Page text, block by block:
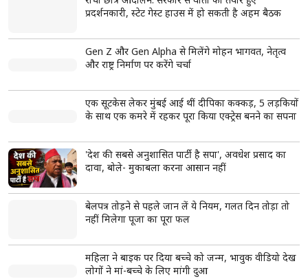
प्रदर्शनकारी, स्टेट गेस्ट हाउस में हो सकती है अहम बैठक
Gen Z और Gen Alpha से मिलेंगे मोहन भागवत, नेतृत्व
और राष्ट्र निर्माण पर करेंगे चर्चा
एक सूटकेस लेकर मुंबई आई थीं दीपिका कक्कड़, 5 लड़कियों
के साथ एक कमरे में रहकर पूरा किया एक्ट्रेस बनने का सपना
'देश की सबसे अनुशासित पार्टी है सपा', अवधेश प्रसाद का
दावा, बोले- मुकाबला करना आसान नहीं
बेलपत्र तोड़ने से पहले जान लें ये नियम, गलत दिन तोड़ा तो
नहीं मिलेगा पूजा का पूरा फल
महिला ने बाइक पर दिया बच्चे को जन्म, भावुक वीडियो देख
लोगों ने मां-बच्चे के लिए मांगी दुआ